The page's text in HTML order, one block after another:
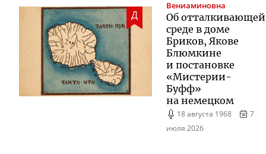
Д
Вениаминовна
Об отталкивающей
среде в доме
Бриков, Якове
Блюмкине
и постановке
«Мистерии-
Буфф»
на немецком
18 августа 1968
7
июля 2026